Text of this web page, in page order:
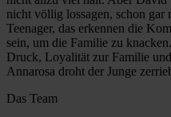
nicht völlig lossagen, schon
Teenager, das erkennen die
sein, um die Familie zu
Druck, Loyalität zur Familie
Annarosa droht der Junge
Das Team